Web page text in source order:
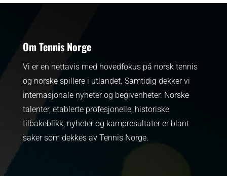
Om Tennis Norge
Vi er en nettavis med hovedfokus på norsk tennis
og norske spillere i utlandet. Samtidig dekker vi
internasjonale nyheter og begivenheter. Norske
talenter, etablerte profesjonelle, historiske
tilbakeblikk, nyheter og kampresultater er blant
saker som dekkes av Tennis Norge.